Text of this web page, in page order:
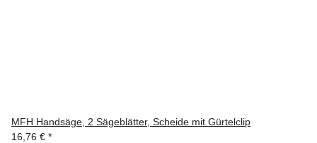
MFH Handsäge, 2 Sägeblätter, Scheide mit Gürtelclip
16,76 € *